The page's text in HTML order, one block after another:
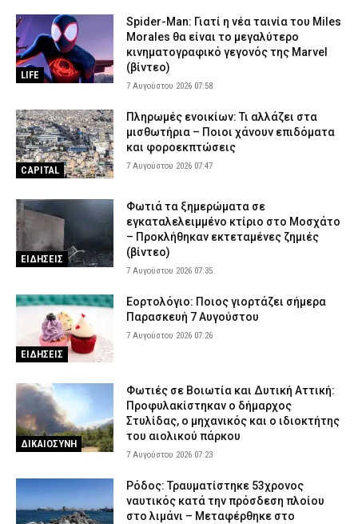
LIFE
Spider-Man: Γιατί η νέα ταινία του Miles
Morales θα είναι το μεγαλύτερο
κινηματογραφικό γεγονός της Marvel
(βίντεο)
7 Αυγούστου 2026 07:58
CAPITAL
Πληρωμές ενοικίων: Τι αλλάζει στα
μισθωτήρια – Ποιοι χάνουν επιδόματα
και φοροεκπτώσεις
7 Αυγούστου 2026 07:47
ΕΙΔΗΣΕΙΣ
Φωτιά τα ξημερώματα σε
εγκαταλελειμμένο κτίριο στο Μοσχάτο
– Προκλήθηκαν εκτεταμένες ζημιές
(βίντεο)
7 Αυγούστου 2026 07:35
ΕΙΔΗΣΕΙΣ
Εορτολόγιο: Ποιος γιορτάζει σήμερα
Παρασκευή 7 Αυγούστου
7 Αυγούστου 2026 07:26
ΔΙΚΑΙΟΣΥΝΗ
Φωτιές σε Βοιωτία και Δυτική Αττική:
Προφυλακίστηκαν ο δήμαρχος
Στυλίδας, ο μηχανικός και ο ιδιοκτήτης
του αιολικού πάρκου
7 Αυγούστου 2026 07:23
Ρόδος: Τραυματίστηκε 53χρονος
ναυτικός κατά την πρόσδεση πλοίου
στο λιμάνι – Μεταφέρθηκε στο